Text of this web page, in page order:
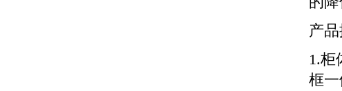
产品
1.柜
框